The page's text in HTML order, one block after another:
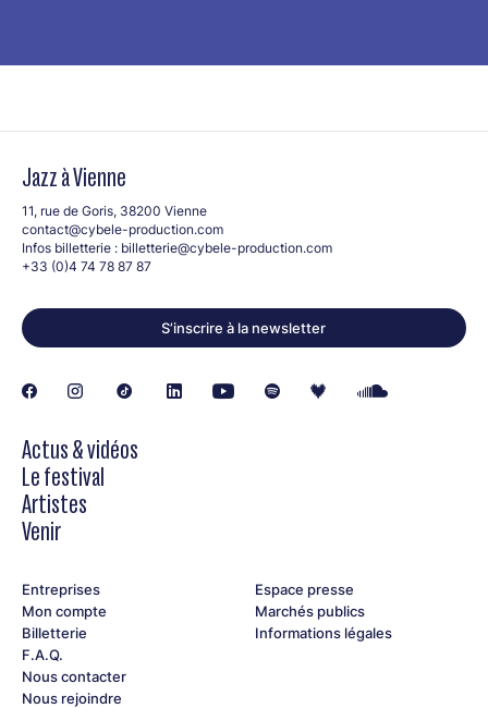
Jazz à Vienne
11, rue de Goris, 38200 Vienne
contact@cybele-production.com
Infos billetterie : billetterie@cybele-production.com
+33 (0)4 74 78 87 87
S’inscrire à la newsletter
Actus & vidéos
Le festival
Artistes
Venir
Entreprises
Mon compte
Billetterie
F.A.Q.
Nous contacter
Nous rejoindre
Espace presse
Marchés publics
Informations légales